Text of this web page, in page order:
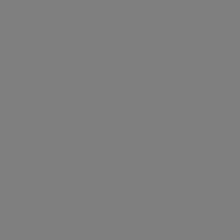
oder zu reduzieren.